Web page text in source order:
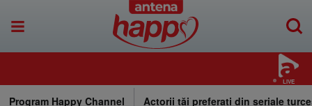
LIVE
Program Happy Channel Actorii tăi preferați din seriale